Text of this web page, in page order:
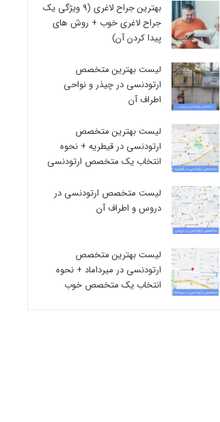
بهترین جراح لاغری (9 ویژگی یک
جراح لاغری خوب + روش های
پیدا کردن آن)
لیست بهترین متخصص
ارتودنسی در چیذر و نواحی
اطراف آن
لیست بهترین متخصص
ارتودنسی در قیطریه + نحوه
انتخاب یک متخصص ارتودنسی
لیست متخصص ارتودنسی در
دروس و اطراف آن
لیست بهترین متخصص
ارتودنسی در میرداماد + نحوه
انتخاب یک متخصص خوب